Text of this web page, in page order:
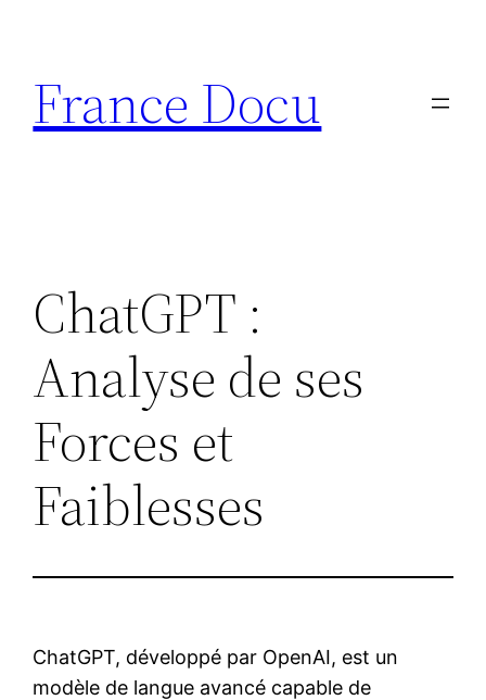
contenu
France Docu
ChatGPT :
Analyse de ses
Forces et
Faiblesses
ChatGPT, développé par OpenAI, est un
modèle de langue avancé capable de